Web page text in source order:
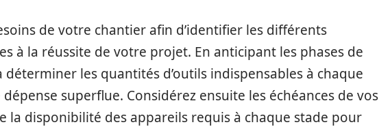
de votre chantier afin d’identifier les différents
à la réussite de votre projet. En anticipant les phases de
les quantités d’outils indispensables à chaque
superflue. Considérez ensuite les échéances de vos
la disponibilité des appareils requis à chaque stade pour